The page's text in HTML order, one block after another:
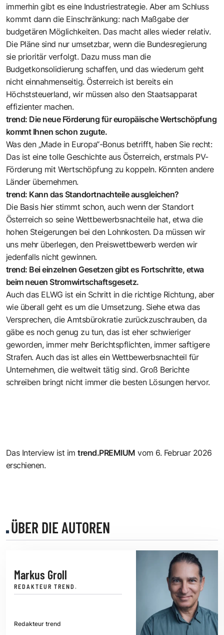
immerhin gibt es eine Industriestrategie. Aber am Schluss
kommt dann die Einschränkung: nach Maßgabe der
budgetären Möglichkeiten. Das macht alles wieder relativ.
Die Pläne sind nur umsetzbar, wenn die Bundesregierung
sie prioritär verfolgt. Dazu muss man die
Budgetkonsolidierung schaffen, und das wiederum geht
nicht einnahmenseitig. Österreich ist bereits ein
Höchststeuerland, wir müssen also den Staatsapparat
effizienter machen.
trend: Die neue Förderung für europäische Wertschöpfung
kommt Ihnen schon zugute.
Was den „Made in Europa“-Bonus betrifft, haben Sie recht:
Das ist eine tolle Geschichte aus Österreich, erstmals PV-
Förderung mit Wertschöpfung zu koppeln. Könnten andere
Länder übernehmen.
trend: Kann das Standortnachteile ausgleichen?
Die Basis hier stimmt schon, auch wenn der Standort
Österreich so seine Wettbewerbsnachteile hat, etwa die
hohen Steigerungen bei den Lohnkosten. Da müssen wir
uns mehr überlegen, den Preiswettbewerb werden wir
jedenfalls nicht gewinnen.
trend: Bei einzelnen Gesetzen gibt es Fortschritte, etwa
beim neuen Stromwirtschaftsgesetz.
Auch das ELWG ist ein Schritt in die richtige Richtung, aber
wie überall geht es um die Umsetzung. Siehe etwa das
Versprechen, die Amtsbürokratie zurückzuschrauben, da
gäbe es noch genug zu tun, das ist eher schwieriger
geworden, immer mehr Berichtspflichten, immer saftigere
Strafen. Auch das ist alles ein Wettbewerbsnachteil für
Unternehmen, die weltweit tätig sind. Groß Berichte
schreiben bringt nicht immer die besten Lösungen hervor.
Das Interview ist imtrend.PREMIUM vom 6. Februar 2026
erschienen.
ÜBER DIE AUTOREN
Markus Groll
REDAKTEUR TREND.
Redakteur trend